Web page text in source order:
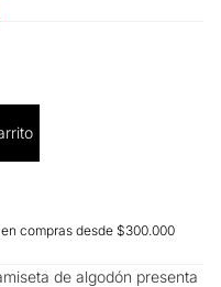
en compras desde $300.000
de algodón presenta